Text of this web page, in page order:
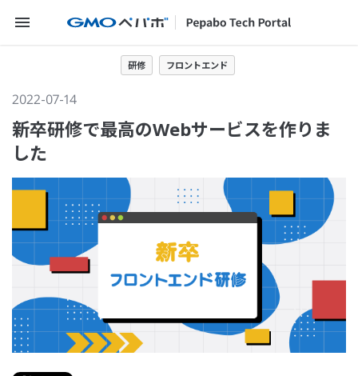
メニューを開く
研修 フロントエンド
2022-07-14
新卒研修で最高のWebサービスを作りま
した